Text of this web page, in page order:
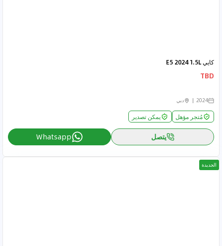
كايي E5 2024 1.5L
TBD
2024 دبي
مُتجر مؤهل يمكن تصدير
يتصل Whatsapp
الجديدة